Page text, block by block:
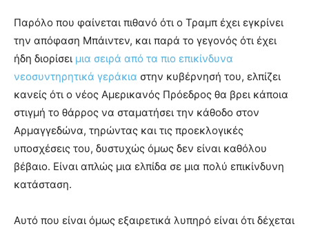
Παρόλο που φαίνεται πιθανό ότι ο Τραμπ έχει εγκρίνει
την απόφαση Μπάιντεν, και παρά το γεγονός ότι έχει
ήδη διορίσει μια σειρά από τα πιο επικίνδυνα
νεοσυντηρητικά γεράκια στην κυβέρνησή του, ελπίζει
κανείς ότι ο νέος Αμερικανός Πρόεδρος θα βρει κάποια
στιγμή το θάρρος να σταματήσει την κάθοδο στον
Αρμαγγεδώνα, τηρώντας και τις προεκλογικές
υποσχέσεις του, δυστυχώς όμως δεν είναι καθόλου
βέβαιο. Είναι απλώς μια ελπίδα σε μια πολύ επικίνδυνη
κατάσταση.
Αυτό που είναι όμως εξαιρετικά λυπηρό είναι ότι δέχεται